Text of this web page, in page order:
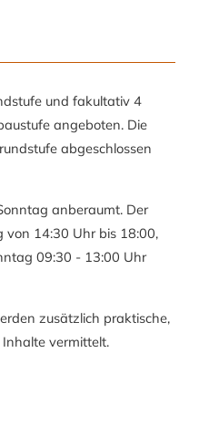
und fakultativ 4
angeboten. Die
abgeschlossen
anberaumt. Der
von 14:30 Uhr bis 18:00,
09:30 - 13:00 Uhr
zusätzlich praktische,
vermittelt.